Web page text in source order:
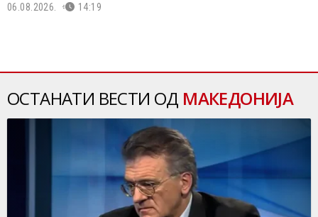
06.08.2026. 14:19
ОСТАНАТИ ВЕСТИ ОД МАКЕДОНИЈА